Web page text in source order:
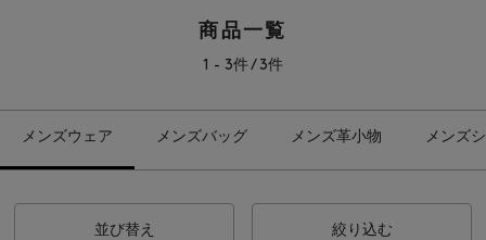
商品一覧
1 - 3件 / 3件
メンズウェア メンズバッグ メンズ革小物 メンズ
並び替え 絞り込む